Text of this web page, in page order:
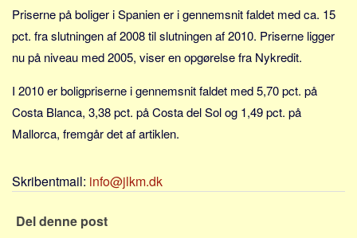
Nøgleord
Virksomhed
Social sikring og sundhed
Transport
Priserne på boliger i Spanien er i gennemsnit faldet med ca. 15
pct. fra slutningen af 2008 til slutningen af 2010. Priserne ligger
nu på niveau med 2005, viser en opgørelse fra Nykredit.
I 2010 er boligpriserne i gennemsnit faldet med 5,70 pct. på
Costa Blanca, 3,38 pct. på Costa del Sol og 1,49 pct. på
Mallorca, fremgår det af artiklen.
Skribentmail: info@jlkm.dk
Del denne post